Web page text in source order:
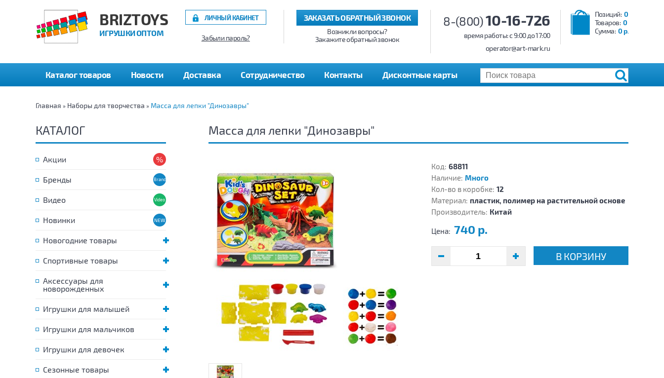
BRIZTOYS
ИГРУШКИ ОПТОМ
Позиций: 0
Товаров: 0
Сумма: 0 р.
8-(800)10-16-726
время работы: c 9:00 до 17:00
operator@art-mark.ru
ЗАКАЗАТЬ ОБРАТНЫЙ ЗВОНОК
Возникли вопросы?
Закажите обратный звонок
ЛИЧНЫЙ КАБИНЕТ
Забыли пароль?
Каталог товаров Новости Доставка Сотрудничество Контакты Дисконтные карты
Главная » Наборы для творчества » Масса для лепки "Динозавры"
КАТАЛОГ
Акции
Бренды
Видео
Новинки
Новогодние товары
Спортивные товары
Аксессуары для
новорожденных
Игрушки для малышей
Игрушки для мальчиков
Игрушки для девочек
Сезонные товары
Масса для лепки "Динозавры"
Код: 68811
Наличие: Много
Кол-во в коробке: 12
Материал: пластик, полимер на растительной основе
Производитель: Китай
Цена: 740 р.
В КОРЗИНУ